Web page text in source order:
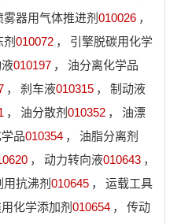
雾器用气体推进剂 010026 ，
剂 010072 ，
引擎脱碳用化学
010197 ，
油分离化学品
， 刹车液010315 ，
制动液
， 油分散剂 010352 ，
油漂
品010354 ，
油脂分离剂
， 动力转向液010643 ，
抗沸剂 010645 ，
运载工具
化学添加剂 010654 ，
传动